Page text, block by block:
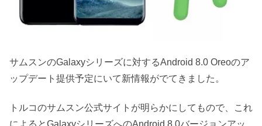
サムスンのGalaxyシリーズに対するAndroid 8.0 Oreoのア
ップデート提供予定にいて新情報がでてきました。
トルコのサムスン公式サイトが明らかにしてもので、これ
によるとGalaxyシリーズへのAndroid 8.0バージョンアッ